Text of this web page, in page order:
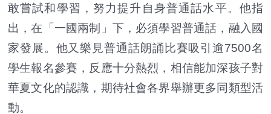
敢嘗試和學習，努力提升自身普通話水平。他指
出，在「一國兩制」下，必須學習普通話，融入國
家發展。他又樂見普通話朗誦比賽吸引逾7500名
學生報名參賽，反應十分熱烈，相信能加深孩子對
華夏文化的認識，期待社會各界舉辦更多同類型活
動。